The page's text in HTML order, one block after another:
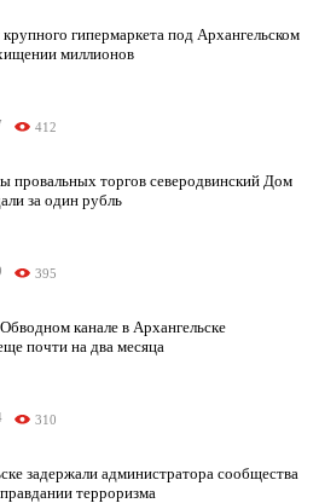
гипермаркета под Архангельском
миллионов
412
провальных торгов северодвинский Дом
за один рубль
395
канале в Архангельске
почти на два месяца
310
задержали администратора сообщества
терроризма